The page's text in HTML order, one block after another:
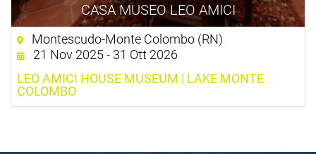
CASA MUSEO LEO AMICI
Montescudo-Monte Colombo (RN)
21 Nov 2025 - 31 Ott 2026
LEO AMICI HOUSE MUSEUM | LAKE MONTE
COLOMBO